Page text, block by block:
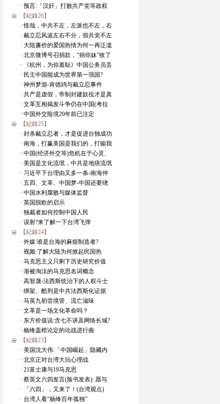
· 预言:「汉奸」打败共产党等政权
【紀錄26】
· 怪哉，中共不左，左派也不左，右
· 戴立忍风波左右不分，假共党不左
· 大陆廉价的爱国热情为何一再泛滥
· 北京微博号召捐款，“捐你妹”收了
· 《杭州，为你羞耻》中国公务员丢
· 民主中国能成为世界第一强国?
· 神州梦游-肯德鸡与戴立忍事件
· 共产是虚假，帝制封建奴役才是真
· 文革互相揭发斗争仍在中国(考拉
· 中国外交险境20年前已注定
【紀錄25】
· 封杀戴立忍者，才是促进台独成功
· 南海，打赢美国是我们的，打输我
· 中国(经济外交等)危机在于心灵、
· 美国是文化流氓，中共是地痞流氓
· 习近平下台理由又多一条-南海仲
· 五四、文革、中国梦-中国还要绕
· 中国水利腐败与媒体监督
· 英国脱欧的启示
· 独裁者如何控制中国人民
· 误射?来了解一下台湾飞弹
【紀錄24】
· 外媒:谁是台海的麻烦制造者?
· 视频:了解大陆为何掀起民国热
· 马克思主义只剩下历史研究价值
· 渐被淘汰的马克思名词概念
· 高智晟-法西斯统治下的人权斗士
· 绑架、酷刑是中共法西斯化证据
· 马英九初尝境管、流亡滋味
· 文革是一场文化革命吗？
· 东方价值说:含七不讲及网络长城?
· 杨绛盖棺论定的论战进行曲
【紀錄23】
· 美国沈大伟:「中国崛起」隐藏内
· 北京正对台湾大玩心理战
· 21富士康与19马克思
· 蔡英文六四发言(脸书发表): 愿与
· 「六四」，又来了！(台湾观点)
· 台湾人看”杨绛百年孤独”